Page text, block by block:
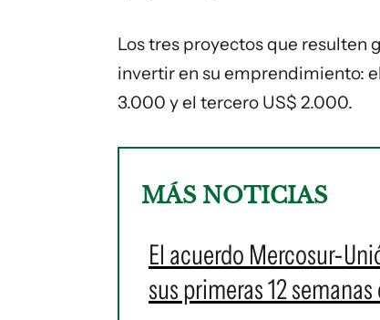
Los tres proyectos que resulten
invertir en su emprendimiento:
3.000 y el tercero US$ 2.000.
MÁS NOTICIAS
El acuerdo Mercosur-
sus primeras 12